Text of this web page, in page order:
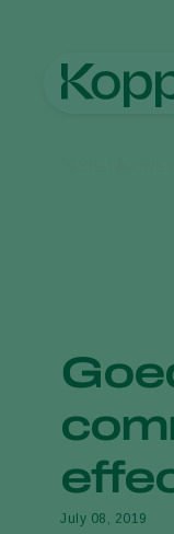
July 08, 2019